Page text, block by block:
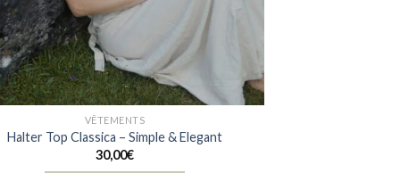
VÊTEMENTS
Halter Top Classica – Simple & Elegant
30,00€